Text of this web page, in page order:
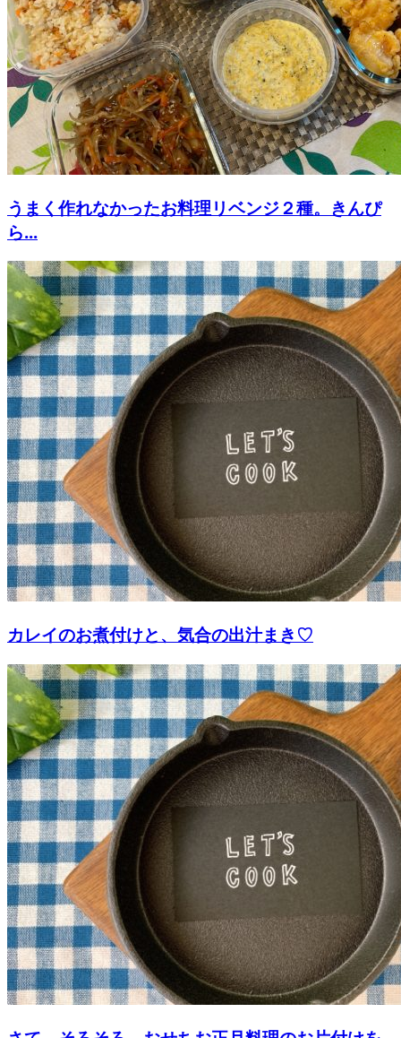
うまく作れなかったお料理リベンジ２種。きんぴ
ら...
カレイのお煮付けと、気合の出汁まき♡